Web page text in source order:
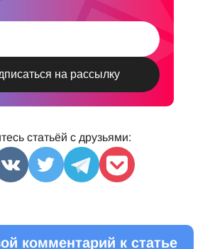
статьёй с друзьями:
комментарий к статье